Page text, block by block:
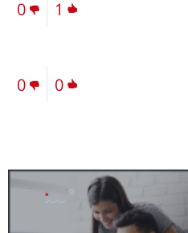
1
0
0
0